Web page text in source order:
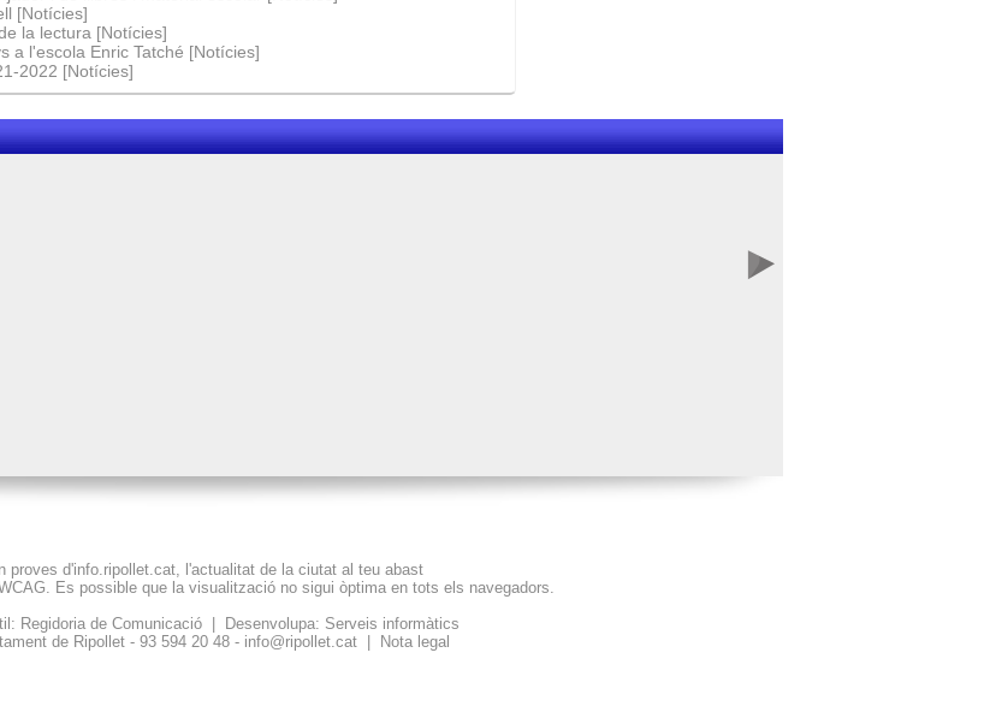
[Notícies]
la lectura [Notícies]
a l'escola Enric Tatché [Notícies]
2022 [Notícies]
proves d'info.ripollet.cat, l'actualitat de la ciutat al teu abast
Es possible que la visualització no sigui òptima en tots els navegadors.
Regidoria de Comunicació | Desenvolupa: Serveis informàtics
de Ripollet - 93 594 20 48 - info@ripollet.cat| Nota legal